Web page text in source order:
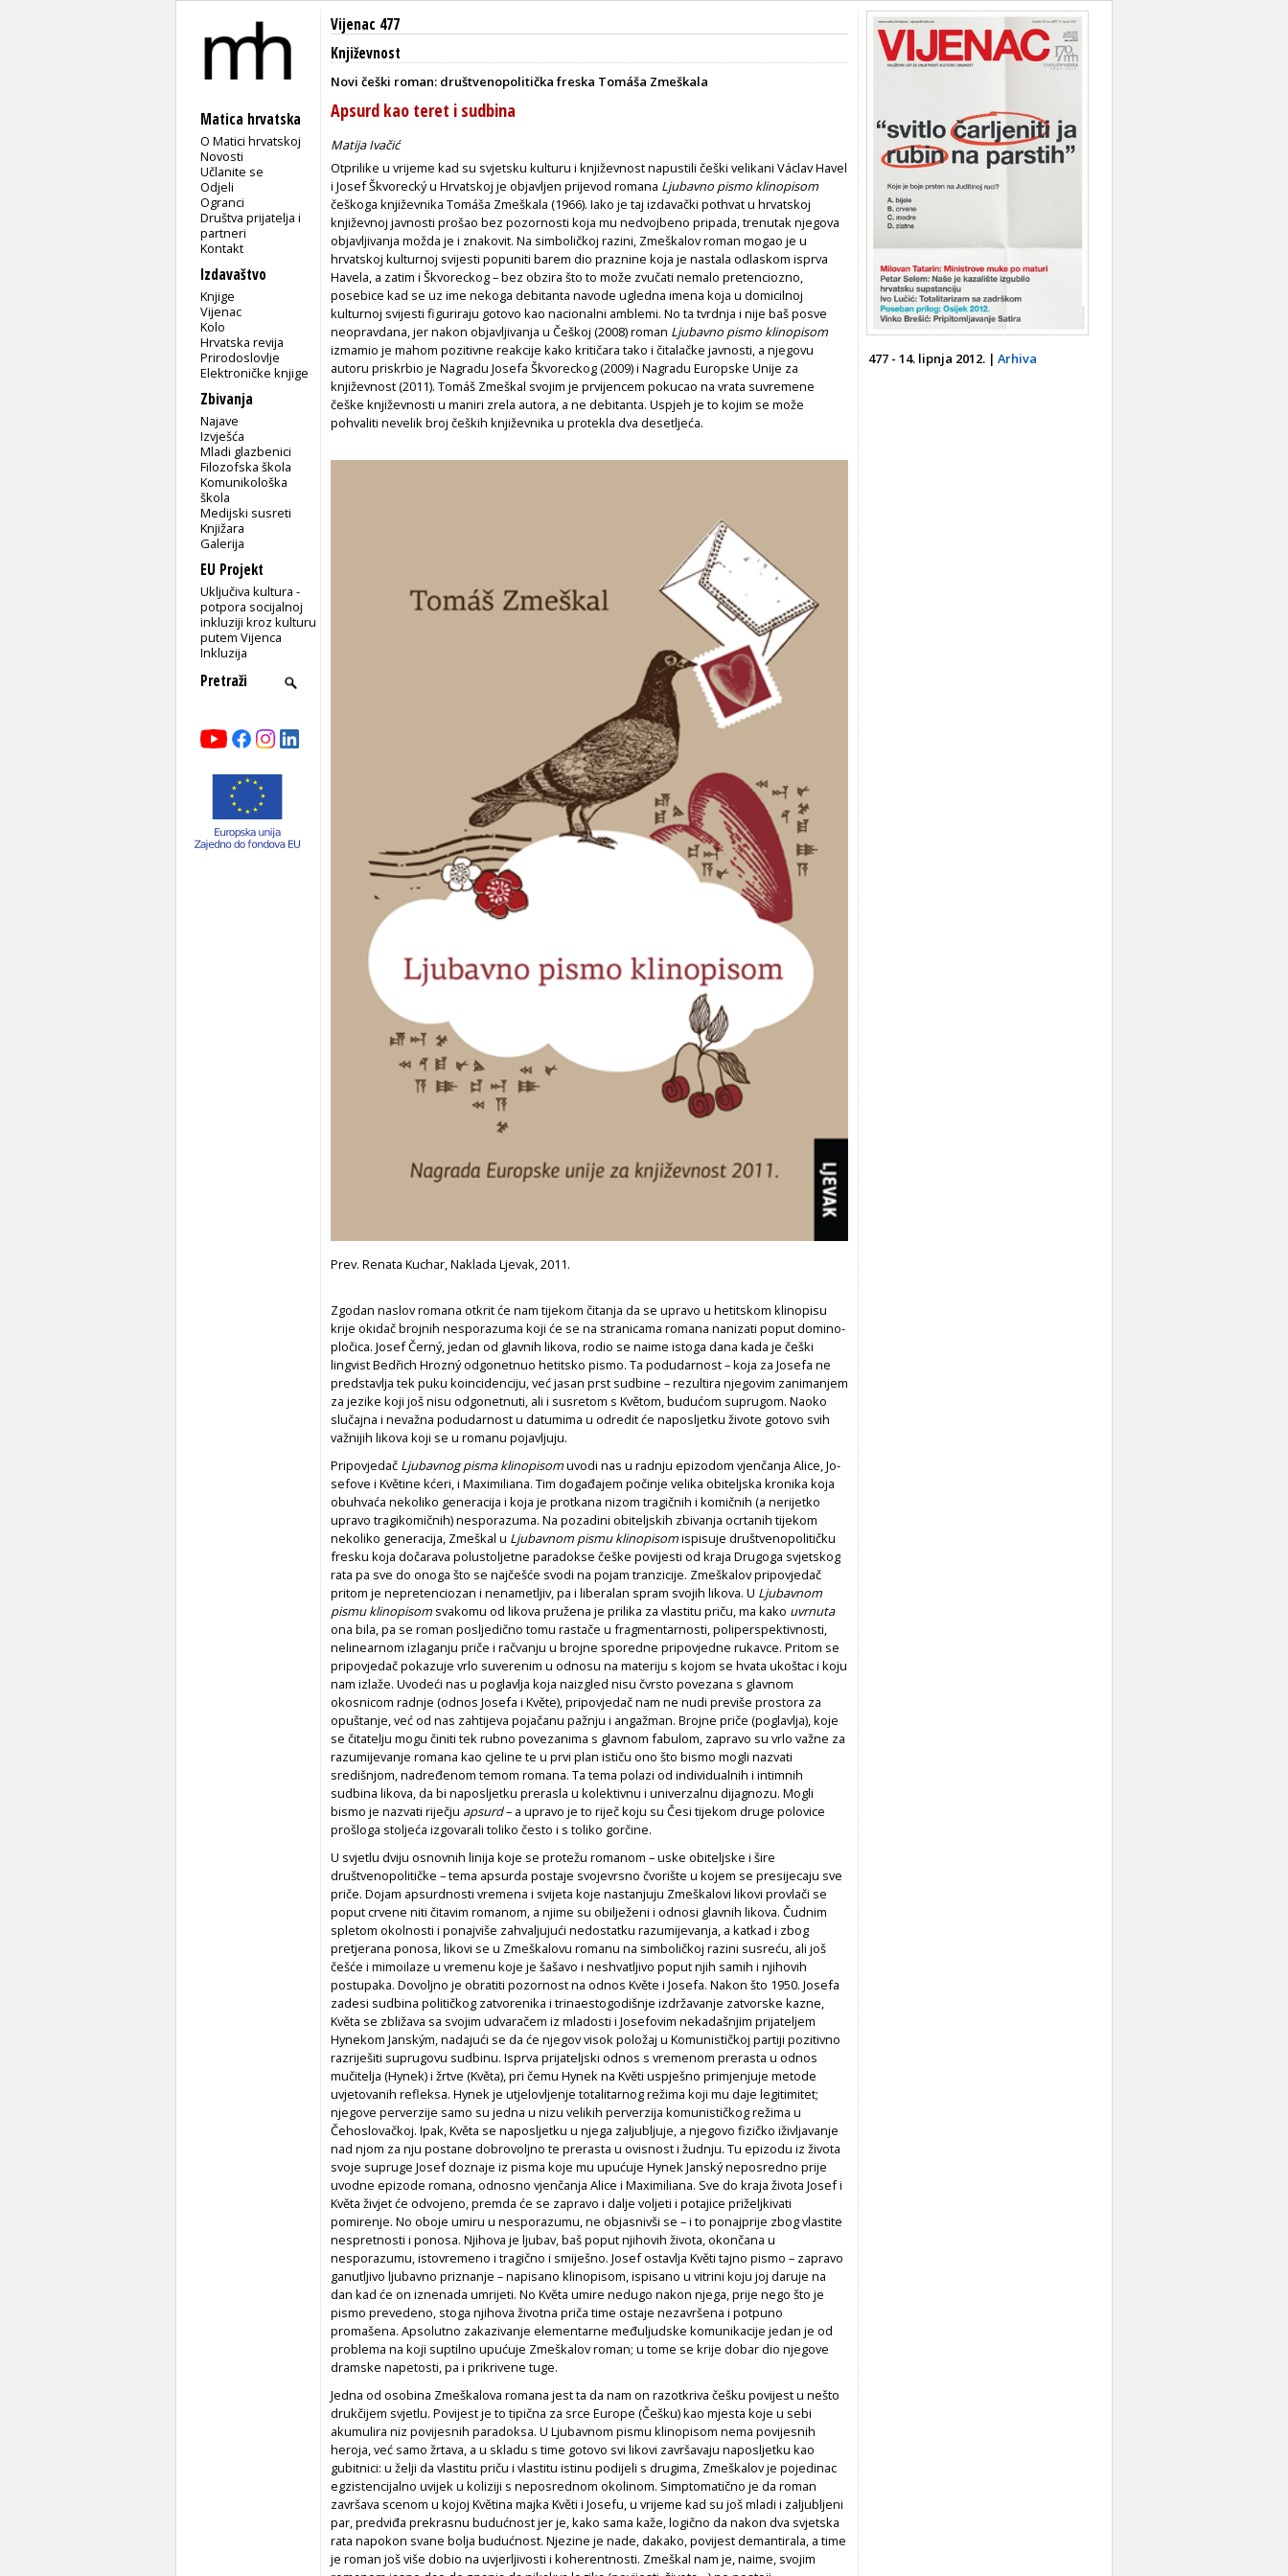
Matica hrvatska
O Matici hrvatskoj
Novosti
Učlanite se
Odjeli
Ogranci
Društva prijatelja i
partneri
Kontakt
Izdavaštvo
Knjige
Vijenac
Kolo
Hrvatska revija
Prirodoslovlje
Elektroničke knjige
Zbivanja
Najave
Izvješća
Mladi glazbenici
Filozofska škola
Komunikološka
škola
Medijski susreti
Knjižara
Galerija
EU Projekt
Uključiva kultura -
potpora socijalnoj
inkluziji kroz kulturu
putem Vijenca
Inkluzija
Vijenac 477
Književnost
Novi češki roman: društvenopolitička freska Tomáša Zmeškala
Apsurd kao teret i sudbina
Matija Ivačić
Otprilike u vrijeme kad su svjetsku kulturu i književnost napustili češki velikani Václav Havel
i Josef Škvorecký u Hrvatskoj je objavljen prijevod romana Ljubavno pismo klinopisom
češkoga književnika Tomáša Zmeškala (1966). Iako je taj izdavački pothvat u hrvatskoj
književnoj javnosti prošao bez pozornosti koja mu nedvojbeno pripada, trenutak njegova
objavljivanja možda je i znakovit. Na simboličkoj razini, Zmeškalov roman mogao je u
hrvatskoj kulturnoj svijesti popuniti barem dio praznine koja je nastala odlaskom isprva
Havela, a zatim i Škvoreckog – bez obzira što to može zvučati nemalo pretenciozno,
posebice kad se uz ime nekoga debitanta navode ugledna imena koja u domicilnoj
kulturnoj svijesti figuriraju gotovo kao nacionalni amblemi. No ta tvrdnja i nije baš posve
neopravdana, jer nakon objavljivanja u Češkoj (2008) roman Ljubavno pismo klinopisom
izmamio je mahom pozitivne reakcije kako kritičara tako i čitalačke javnosti, a njegovu
autoru priskrbio je Nagradu Josefa Škvoreckog (2009) i Nagradu Europske Unije za
književnost (2011). Tomáš Zmeškal svojim je prvijencem pokucao na vrata suvremene
češke književnosti u maniri zrela autora, a ne debitanta. Uspjeh je to kojim se može
pohvaliti nevelik broj čeških književnika u protekla dva desetljeća.
Prev. Renata Kuchar, Naklada Ljevak, 2011.
Zgodan naslov romana otkrit će nam tijekom čitanja da se upravo u hetitskom klinopisu
krije okidač brojnih nesporazuma koji će se na stranicama romana nanizati poput domino-
pločica. Josef Černý, jedan od glavnih likova, rodio se naime istoga dana kada je češki
lingvist Bedřich Hrozný odgonetnuo hetitsko pismo. Ta podudarnost – koja za Josefa ne
predstavlja tek puku koincidenciju, već jasan prst sudbine – rezultira njegovim zanimanjem
za jezike koji još nisu odgonetnuti, ali i susretom s Květom, budućom suprugom. Naoko
slučajna i nevažna podudarnost u datumima u odredit će naposljetku živote gotovo svih
važnijih likova koji se u romanu pojavljuju.
Pripovjedač Ljubavnog pisma klinopisomuvo­di nas u radnju epizodom vjenčanja Alice, Jo­
se­fo­ve i Květine kćeri, i Maximiliana. Tim doga­đa­jem počinje velika obiteljska kronika koja
obu­hvaća nekoliko generacija i koja je protkana nizom tragičnih i komičnih (a nerijetko
upravo tragikomičnih) nesporazuma. Na pozadini obiteljskih zbivanja ocrtanih tijekom
nekoliko generacija, Zmeškal u Ljubavnom pismu klinopisomispisuje društvenopolitičku
fresku koja dočarava polustoljetne paradokse češke povijesti od kraja Drugoga svjetskog
rata pa sve do onoga što se najčešće svodi na pojam tranzicije. Zmeškalov pripovjedač
pritom je nepretenciozan i nenametljiv, pa i liberalan spram svojih likova. U Ljubavnom
pismu klinopisom svakomu od likova pružena je prilika za vlastitu priču, ma kako uvrnuta
ona bila, pa se roman posljedično tomu rastače u fragmentarnosti, poliperspektivnosti,
nelinearnom izlaganju priče i račvanju u brojne sporedne pripovjedne rukavce. Pritom se
pripovjedač pokazuje vrlo suverenim u odnosu na materiju s kojom se hvata ukoštac i koju
nam izlaže. Uvodeći nas u poglavlja koja naizgled nisu čvrsto povezana s glavnom
okosnicom radnje (odnos Josefa i Květe), pripovjedač nam ne nudi previše prostora za
opuštanje, već od nas zahtijeva pojačanu pažnju i angažman. Brojne priče (poglavlja), koje
se čitatelju mogu činiti tek rubno povezanima s glavnom fabulom, zapravo su vrlo važne za
razumijevanje romana kao cjeline te u prvi plan ističu ono što bismo mogli nazvati
središnjom, nadređenom temom romana. Ta tema polazi od individualnih i intimnih
sudbina likova, da bi naposljetku prerasla u kolektivnu i univerzalnu dijagnozu. Mogli
bismo je nazvati riječju apsurd– a upravo je to riječ koju su Česi tijekom druge polovice
prošloga stoljeća izgovarali toliko često i s toliko gorčine.
U svjetlu dviju osnovnih linija koje se protežu romanom – uske obiteljske i šire
društvenopolitičke – tema apsurda postaje svojevrsno čvorište u kojem se presijecaju sve
priče. Dojam apsurdnosti vremena i svijeta koje nastanjuju Zmeškalovi likovi provlači se
poput crvene niti čitavim romanom, a njime su obilježeni i odnosi glavnih likova. Čudnim
spletom okolnosti i ponajviše zahvaljujući nedostatku razumijevanja, a katkad i zbog
pretjerana ponosa, likovi se u Zmeškalovu romanu na simboličkoj razini susreću, ali još
češće i mimoilaze u vremenu koje je šašavo i neshvatljivo poput njih samih i njihovih
postupaka. Dovoljno je obratiti pozornost na odnos Květe i Josefa. Nakon što 1950. Josefa
zadesi sudbina političkog zatvorenika i trinaestogodišnje izdržavanje zatvorske kazne,
Květa se zbližava sa svojim udvaračem iz mladosti i Josefovim nekadašnjim prijateljem
Hynekom Janským, nadajući se da će njegov visok položaj u Komunističkoj partiji pozitivno
razriješiti suprugovu sudbinu. Isprva prijateljski odnos s vremenom prerasta u odnos
mučitelja (Hynek) i žrtve (Květa), pri čemu Hynek na Květi uspješno primjenjuje metode
uvjetovanih refleksa. Hynek je utjelovljenje totalitarnog režima koji mu daje legitimitet;
njegove perverzije samo su jedna u nizu velikih perverzija komunističkog režima u
Čehoslovačkoj. Ipak, Květa se naposljetku u njega zaljubljuje, a njegovo fizičko iživljavanje
nad njom za nju postane dobrovoljno te prerasta u ovisnost i žudnju. Tu epizodu iz života
svoje supruge Josef doznaje iz pisma koje mu upućuje Hynek Janský neposredno prije
uvodne epizode romana, odnosno vjenčanja Alice i Maximiliana. Sve do kraja života Josef i
Květa živjet će odvojeno, premda će se zapravo i dalje voljeti i potajice priželjkivati
pomirenje. No oboje umiru u nesporazumu, ne objasnivši se – i to ponajprije zbog vlastite
nespretnosti i ponosa. Njihova je ljubav, baš poput njihovih života, okončana u
nesporazumu, istovremeno i tragično i smiješno. Josef ostavlja Květi tajno pismo – zapravo
ganutljivo ljubavno priznanje – napisano klinopisom, ispisano u vitrini koju joj daruje na
dan kad će on iznenada umrijeti. No Květa umire nedugo nakon njega, prije nego što je
pismo prevedeno, stoga njihova životna priča time ostaje nezavršena i potpuno
promašena. Apsolutno zakazivanje elementarne međuljudske komunikacije jedan je od
problema na koji suptilno upućuje Zmeškalov roman; u tome se krije dobar dio njegove
dramske napetosti, pa i prikrivene tuge.
Jedna od osobina Zmeškalova romana jest ta da nam on razotkriva češku povijest u nešto
drukčijem svjetlu. Povijest je to tipična za srce Europe (Češku) kao mjesta koje u sebi
akumulira niz povijesnih paradoksa. U Ljubavnom pismu klinopisom nema povijesnih
heroja, već samo žrtava, a u skladu s time gotovo svi likovi završavaju naposljetku kao
gubitnici: u želji da vlastitu priču i vlastitu istinu podijeli s drugima, Zmeškalov je pojedinac
egzistencijalno uvijek u koliziji s neposrednom okolinom. Simptomatično je da roman
završava scenom u kojoj Květina majka Květi i Josefu, u vrijeme kad su još mladi i zaljubljeni
par, predviđa prekrasnu budućnost jer je, kako sama kaže, logično da nakon dva svjetska
rata napokon svane bolja budućnost. Njezine je nade, dakako, povijest demantirala, a time
je roman još više dobio na uvjerljivosti i koherentnosti. Zmeškal nam je, naime, svojim
477 - 14. lipnja 2012. | Arhiva